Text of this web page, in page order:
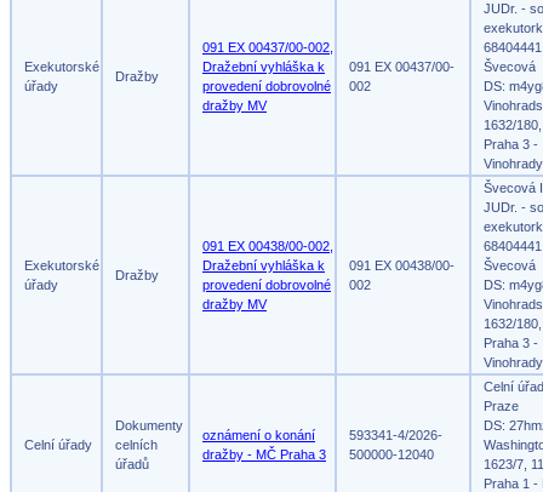
Exekutorské
úřady
Dražby
091 EX 00437/00-002,
Dražební vyhláška k
provedení dobrovolné
dražby MV
091 EX 00437/00-
002
JUDr. -
Švecová
DS:
1632/
Praha 3 -
Vinohrady
Exekutorské
úřady
Dražby
091 EX 00438/00-002,
Dražební vyhláška k
provedení dobrovolné
dražby MV
091 EX 00438/00-
002
Švecová
JUDr. -
Švecová
DS:
1632/
Praha 3 -
Vinohrady
Celní úřady
Dokumenty
celních
úřadů
oznámení o konání
dražby - MČ Praha 3
593341-4/2026-
500000-12040
Celní
Praze
DS:
1623/7,
Praha 1 -